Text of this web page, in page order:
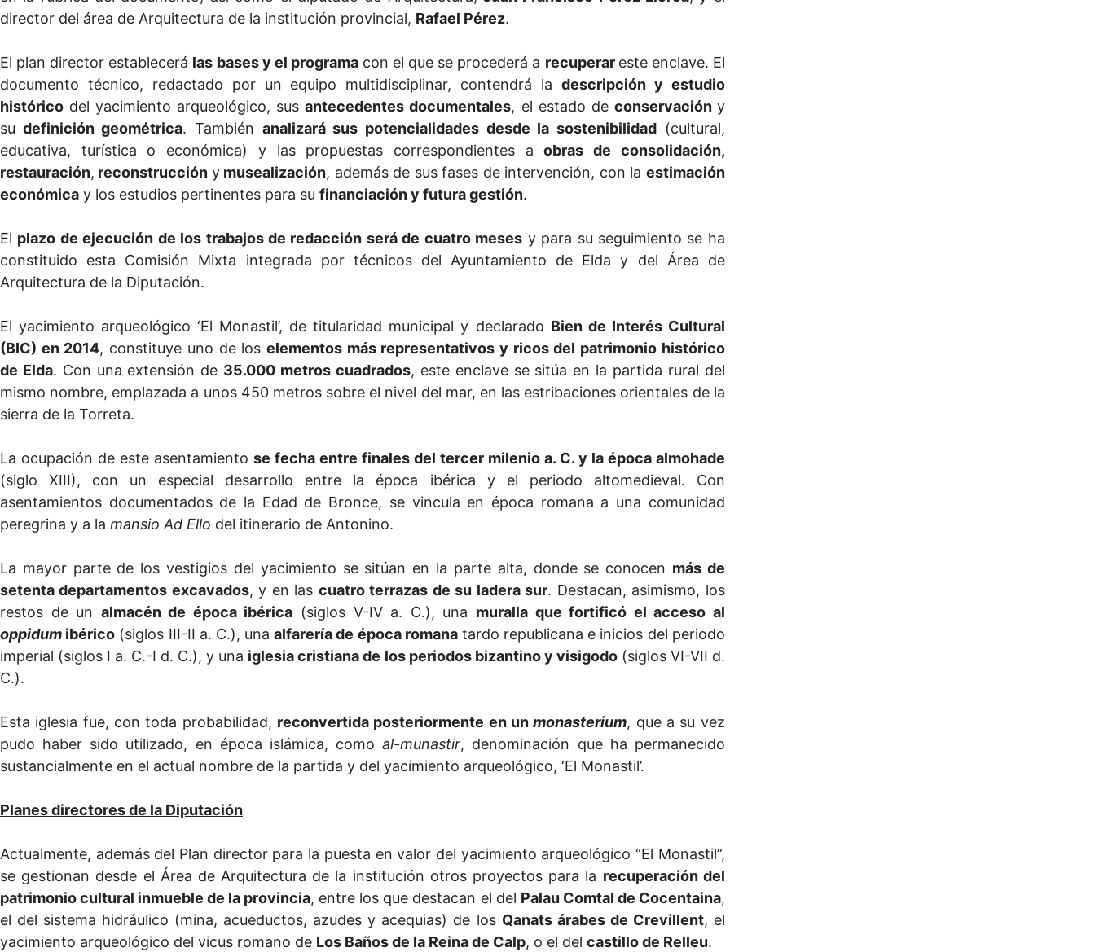
director del área de Arquitectura de la institución provincial, Rafael Pérez.
El plan director establecerá las bases y el programacon el que se procederá a recuperar este enclave. El
documento técnico, redactado por un equipo multidisciplinar, contendrá ladescripción y estudio
histórico del yacimiento arqueológico, susantecedentes documentales, el estado de conservación y
su definición geométrica. También analizará sus potencialidades desde la sostenibilidad (cultural,
educativa, turística o económica) y las propuestas correspondientes aobras de consolidación,
restauración, reconstrucción ymusealización, además de sus fases de intervención, con la estimación
económica y los estudios pertinentes para su financiación y futura gestión.
El plazo de ejecución de los trabajos de redacción será de cuatro meses y para su seguimiento se ha
constituido esta Comisión Mixta integrada por técnicos del Ayuntamiento de Elda y del Área de
Arquitectura de la Diputación.
El yacimiento arqueológico ‘El Monastil’, de titularidad municipal y declarado Bien de Interés Cultural
(BIC) en 2014, constituye uno de los elementos más representativos y ricos del patrimonio histórico
de Elda. Con una extensión de 35.000 metros cuadrados, este enclave se sitúa en la partida rural del
mismo nombre, emplazada a unos 450 metros sobre el nivel del mar, en las estribaciones orientales de la
sierra de la Torreta.
La ocupación de este asentamiento se fecha entre finales del tercer milenio a. C. y la época almohade
(siglo XIII), con un especial desarrollo entre la época ibérica y el periodo altomedieval. Con
asentamientos documentados de la Edad de Bronce, se vincula en época romana a una comunidad
peregrina y a la mansio Ad Ello del itinerario de Antonino.
La mayor parte de los vestigios del yacimiento se sitúan en la parte alta, donde se conocen más de
setenta departamentos excavados, y en las cuatro terrazas de su ladera sur. Destacan, asimismo, los
restos de un almacén de época ibérica (siglos V-IV a. C.), una muralla que fortificó el acceso al
oppidum ibérico (siglos III-II a. C.), unaalfarería de época romanatardo republicana e inicios del periodo
imperial (siglos I a. C.-I d. C.), y una iglesia cristiana de los periodos bizantino y visigodo(siglos VI-VII d.
C.).
Esta iglesia fue, con toda probabilidad, reconvertida posteriormente en unmonasterium, que a su vez
pudo haber sido utilizado, en época islámica, comoal-munastir, denominación que ha permanecido
sustancialmente en el actual nombre de la partida y del yacimiento arqueológico, ‘El Monastil’.
Planes directores de la Diputación
Actualmente, además del Plan director para la puesta en valor del yacimiento arqueológico “El Monastil”,
se gestionan desde el Área de Arquitectura de la institución otros proyectos para la recuperación del
patrimonio cultural inmueble de la provincia, entre los que destacan el del Palau Comtal de Cocentaina,
el del sistema hidráulico (mina, acueductos, azudes y acequias) de los Qanats árabes de Crevillent, el
yacimiento arqueológico del vicus romano de Los Baños de la Reina de Calp, o el del castillo de Relleu.